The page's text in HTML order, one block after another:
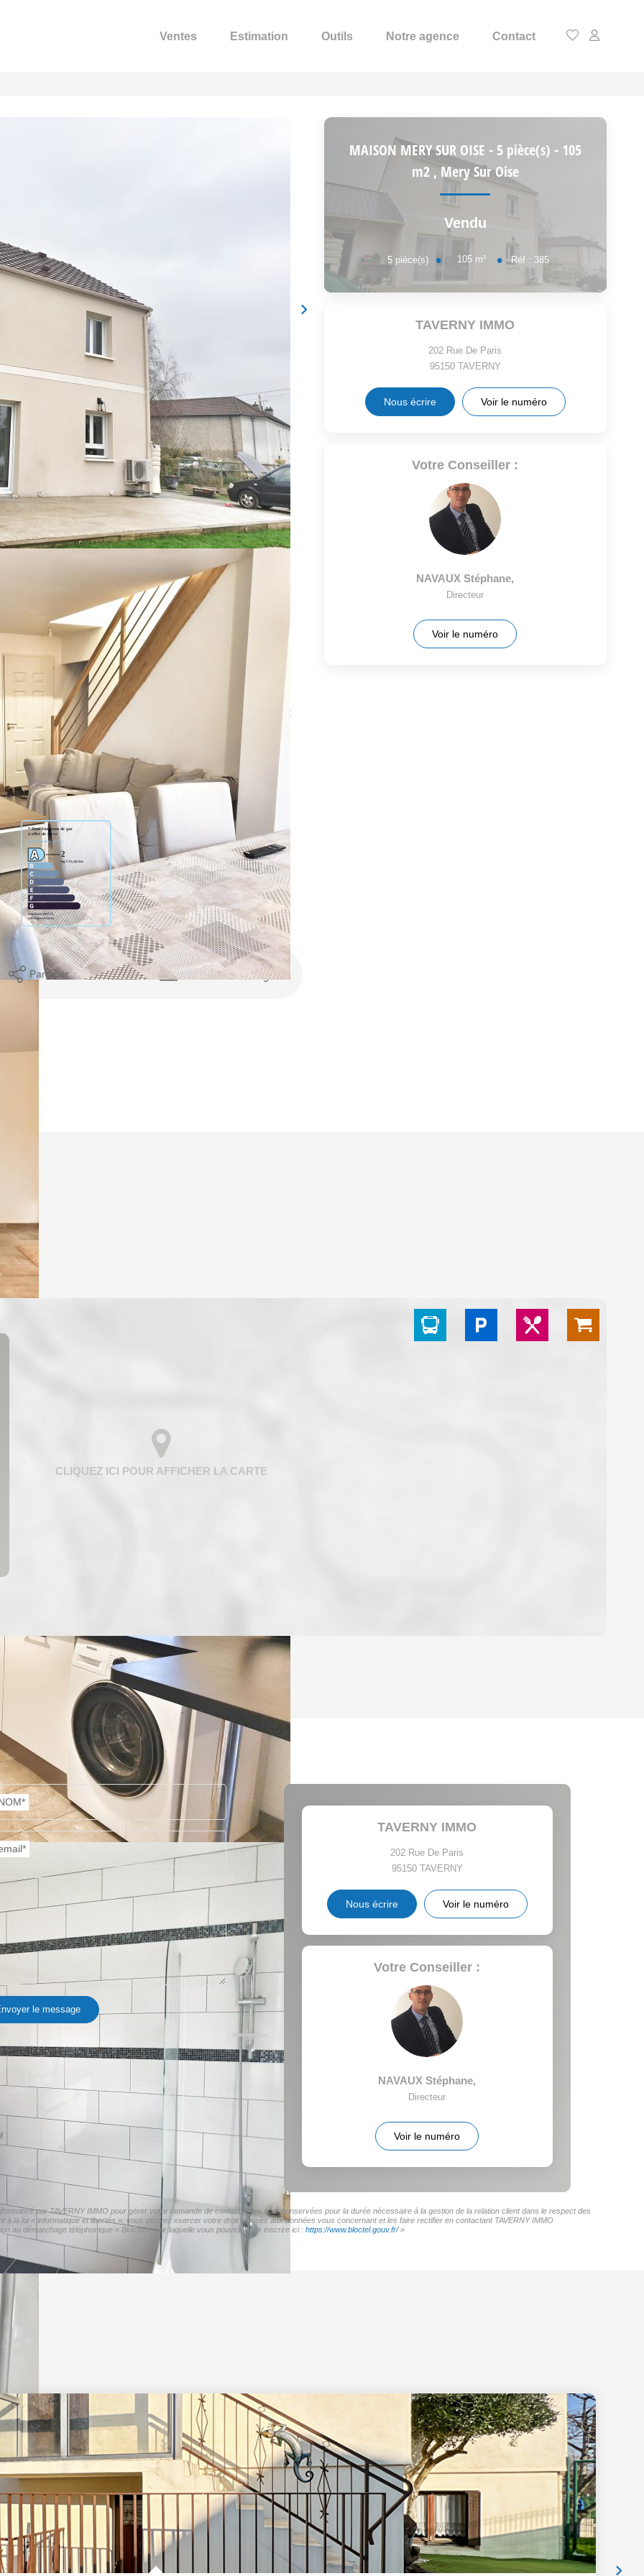
Ventes Estimation Outils Notre agence Contact
ce pavillon de 2018 comprenant : Entréé, séjour double,
: Palier, 3 chambres, salle de bains avec wc. Garage. Le tout
Aucun travaux à prévoir. Prix 432 000 euros dont
le prix net vendeur. Prix hors honoraires : 415 000 euros
Partager Calculer mon budget
MAISON MERY SUR OISE - 5 pièce(s) - 105
m2 , Mery Sur Oise
Vendu
5 pièce(s) 105 m² Réf : 385
TAVERNY IMMO
202 Rue De Paris
95150 TAVERNY
Nous écrire Voir le numéro
Votre Conseiller :
NAVAUX Stéphane,
Directeur
Voir le numéro
ENFANTS ET ADOLESCENTS AGE MOYEN
TAUX DE PROPRIÉTAIRES
PART DES MÉNAGES SANS VOITURE
RÉSULTATS DES LYCÉES
le message
TAVERNY IMMO
202 Rue De Paris
95150 TAVERNY
Nous écrire Voir le numéro
Votre Conseiller :
NAVAUX Stéphane,
Directeur
Voir le numéro
par TAVERNY IMMO pour gérer votre demande de contact. Elles sont conservées pour la durée nécessaire à la gestion de la relation client dans le respect des
la loi « informatique et libertés », vous pouvez exercer votre droit d'accès aux données vous concernant et les faire rectifier en contactant TAVERNY IMMO
au démarchage téléphonique « Bloctel », sur laquelle vous pouvez vous inscrire ici : https://www.bloctel.gouv.fr/»